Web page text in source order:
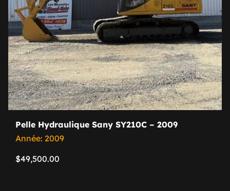
Pelle Hydraulique Sany SY210C – 2009
Année: 2009
$49,500.00